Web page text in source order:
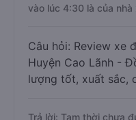
vào lúc 4:30 là của
Câu hỏi: Review xe
Huyện Cao Lãnh -
lượng tốt, xuất sắc,
Trả lời: Tạm thời chưa